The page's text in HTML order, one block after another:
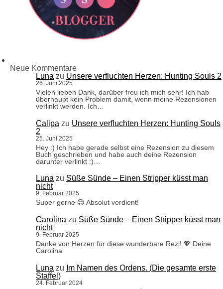
Neue Kommentare
Luna zu Unsere verfluchten Herzen: Hunting Souls 2
26. Juni 2025
Vielen lieben Dank, darüber freu ich mich sehr! Ich hab
überhaupt kein Problem damit, wenn meine Rezensionen
verlinkt werden. Ich…
Calipa zu Unsere verfluchten Herzen: Hunting Souls
2
25. Juni 2025
Hey :) Ich habe gerade selbst eine Rezension zu diesem
Buch geschrieben und habe auch deine Rezension
darunter verlinkt :)…
Luna zu Süße Sünde – Einen Stripper küsst man
nicht
9. Februar 2025
Super gerne 😊 Absolut verdient!
Carolina zu Süße Sünde – Einen Stripper küsst man
nicht
9. Februar 2025
Danke von Herzen für diese wunderbare Rezi! 💖 Deine
Carolina
Luna zu Im Namen des Ordens. (Die gesamte erste
Staffel)
24. Februar 2024